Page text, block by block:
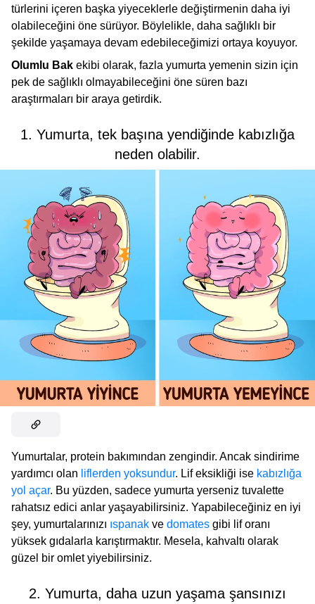
türlerini içeren başka yiyeceklerle değiştirmenin daha iyi
olabileceğini öne sürüyor. Böylelikle, daha sağlıklı bir
şekilde yaşamaya devam edebileceğimizi ortaya koyuyor.
Olumlu Bak ekibi olarak, fazla yumurta yemenin sizin için
pek de sağlıklı olmayabileceğini öne süren bazı
araştırmaları bir araya getirdik.
1. Yumurta, tek başına yendiğinde kabızlığa
neden olabilir.
Yumurtalar, protein bakımından zengindir. Ancak sindirime
yardımcı olan liflerden yoksundur. Lif eksikliği ise kabızlığa
yol açar. Bu yüzden, sadece yumurta yerseniz tuvalette
rahatsız edici anlar yaşayabilirsiniz. Yapabileceğiniz en iyi
şey, yumurtalarınızı ıspanak ve domates gibi lif oranı
yüksek gıdalarla karıştırmaktır. Mesela, kahvaltı olarak
güzel bir omlet yiyebilirsiniz.
2. Yumurta, daha uzun yaşama şansınızı